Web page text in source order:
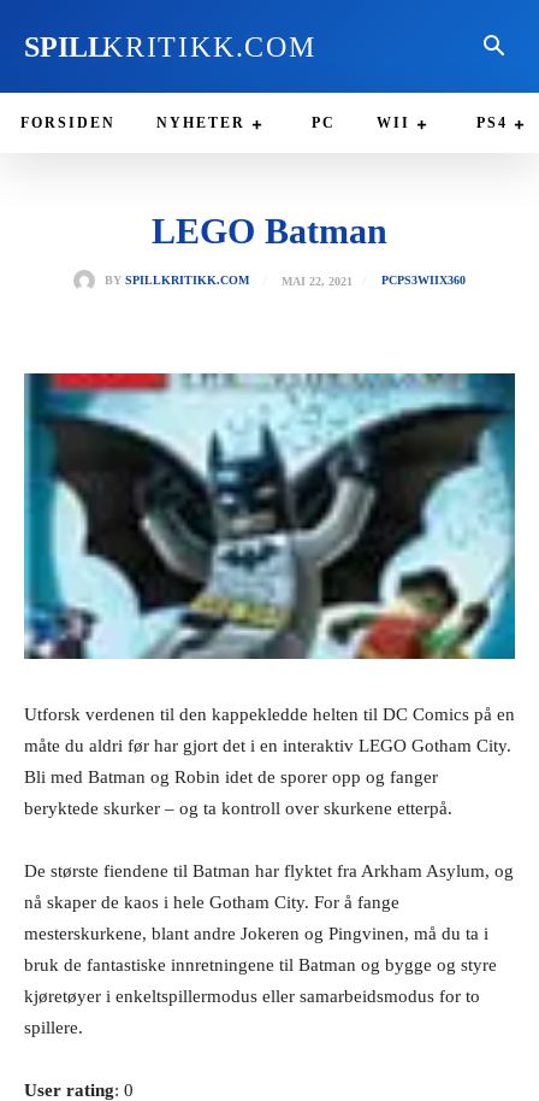
SPILLKRITIKK.COM
FORSIDEN NYHETER PC WII PS4
LEGO Batman
BY SPILLKRITIKK.COM MAI 22, 2021 PCPS3WIIX360
Utforsk verdenen til den kappekledde helten til DC Comics på en
måte du aldri før har gjort det i en interaktiv LEGO Gotham City.
Bli med Batman og Robin idet de sporer opp og fanger
beryktede skurker – og ta kontroll over skurkene etterpå.
De største fiendene til Batman har flyktet fra Arkham Asylum, og
nå skaper de kaos i hele Gotham City. For å fange
mesterskurkene, blant andre Jokeren og Pingvinen, må du ta i
bruk de fantastiske innretningene til Batman og bygge og styre
kjøretøyer i enkeltspillermodus eller samarbeidsmodus for to
spillere.
User rating: 0